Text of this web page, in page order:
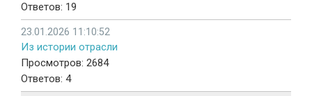
Ответов: 19
23.01.2026 11:10:52
Из истории отрасли
Просмотров: 2684
Ответов: 4